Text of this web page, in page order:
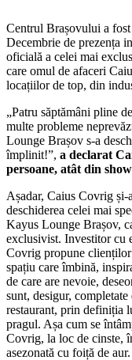
Centrul Brașovului a
Decembrie de prezența
oficială a celei mai
care omul de afaceri
locațiilor de top, din
„Patru săptămâni pline
multe probleme
Lounge Brașov s-a
împlinit!”, a declarat
persoane, atât din
Așadar, Caius Covrig
deschiderea celei mai
Kayus Lounge Brașov,
exclusivist. Investitor cu
Covrig propune
spațiu care îmbină,
de care are nevoie,
sunt, desigur,
restaurant, prin definiția
pragul. Așa cum se
Covrig, la loc de cinste,
asezonată cu foiță de aur.